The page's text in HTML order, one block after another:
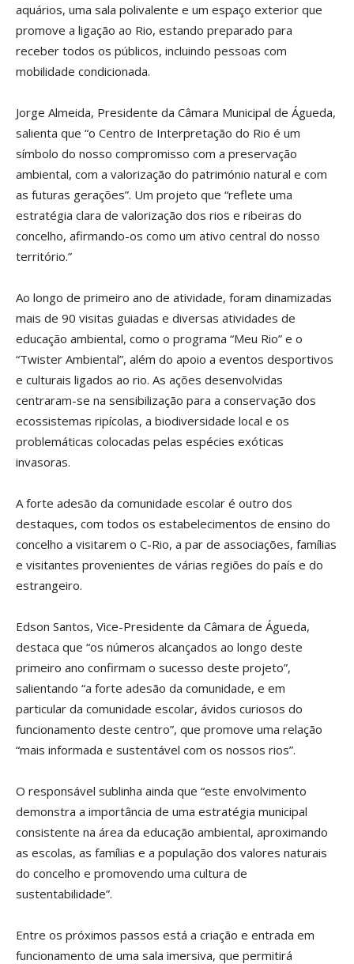
aquários, uma sala polivalente e um espaço exterior que
promove a ligação ao Rio, estando preparado para
receber todos os públicos, incluindo pessoas com
mobilidade condicionada.
Jorge Almeida, Presidente da Câmara Municipal de Águeda,
salienta que “o Centro de Interpretação do Rio é um
símbolo do nosso compromisso com a preservação
ambiental, com a valorização do património natural e com
as futuras gerações”. Um projeto que “reflete uma
estratégia clara de valorização dos rios e ribeiras do
concelho, afirmando-os como um ativo central do nosso
território.”
Ao longo de primeiro ano de atividade, foram dinamizadas
mais de 90 visitas guiadas e diversas atividades de
educação ambiental, como o programa “Meu Rio” e o
“Twister Ambiental”, além do apoio a eventos desportivos
e culturais ligados ao rio. As ações desenvolvidas
centraram-se na sensibilização para a conservação dos
ecossistemas ripícolas, a biodiversidade local e os
problemáticas colocadas pelas espécies exóticas
invasoras.
A forte adesão da comunidade escolar é outro dos
destaques, com todos os estabelecimentos de ensino do
concelho a visitarem o C-Rio, a par de associações, famílias
e visitantes provenientes de várias regiões do país e do
estrangeiro.
Edson Santos, Vice-Presidente da Câmara de Águeda,
destaca que “os números alcançados ao longo deste
primeiro ano confirmam o sucesso deste projeto”,
salientando “a forte adesão da comunidade, e em
particular da comunidade escolar, ávidos curiosos do
funcionamento deste centro”, que promove uma relação
“mais informada e sustentável com os nossos rios”.
O responsável sublinha ainda que “este envolvimento
demonstra a importância de uma estratégia municipal
consistente na área da educação ambiental, aproximando
as escolas, as famílias e a população dos valores naturais
do concelho e promovendo uma cultura de
sustentabilidade”.
Entre os próximos passos está a criação e entrada em
funcionamento de uma sala imersiva, que permitirá